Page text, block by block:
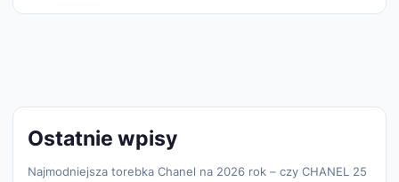
Ostatnie wpisy
Najmodniejsza torebka Chanel na 2026 rok – czy CHANEL 25